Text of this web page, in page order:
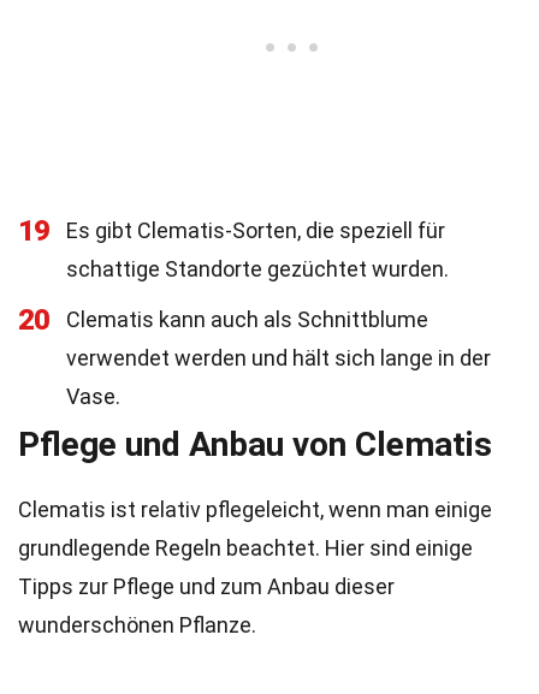
19
Es gibt Clematis-Sorten, die speziell für
schattige Standorte gezüchtet wurden.
20
Clematis kann auch als Schnittblume
verwendet werden und hält sich lange in der
Vase.
Pflege und Anbau von Clematis
Clematis ist relativ pflegeleicht, wenn man einige
grundlegende Regeln beachtet. Hier sind einige
Tipps zur Pflege und zum Anbau dieser
wunderschönen Pflanze.